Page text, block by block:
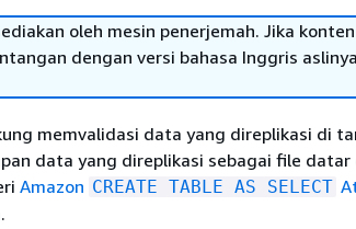
oleh mesin penerjemah. Jika
dengan versi bahasa Inggris
memvalidasi data yang direplikasi di
data yang direplikasi sebagai file datar
Amazon CREATE TABLE AS SELECT